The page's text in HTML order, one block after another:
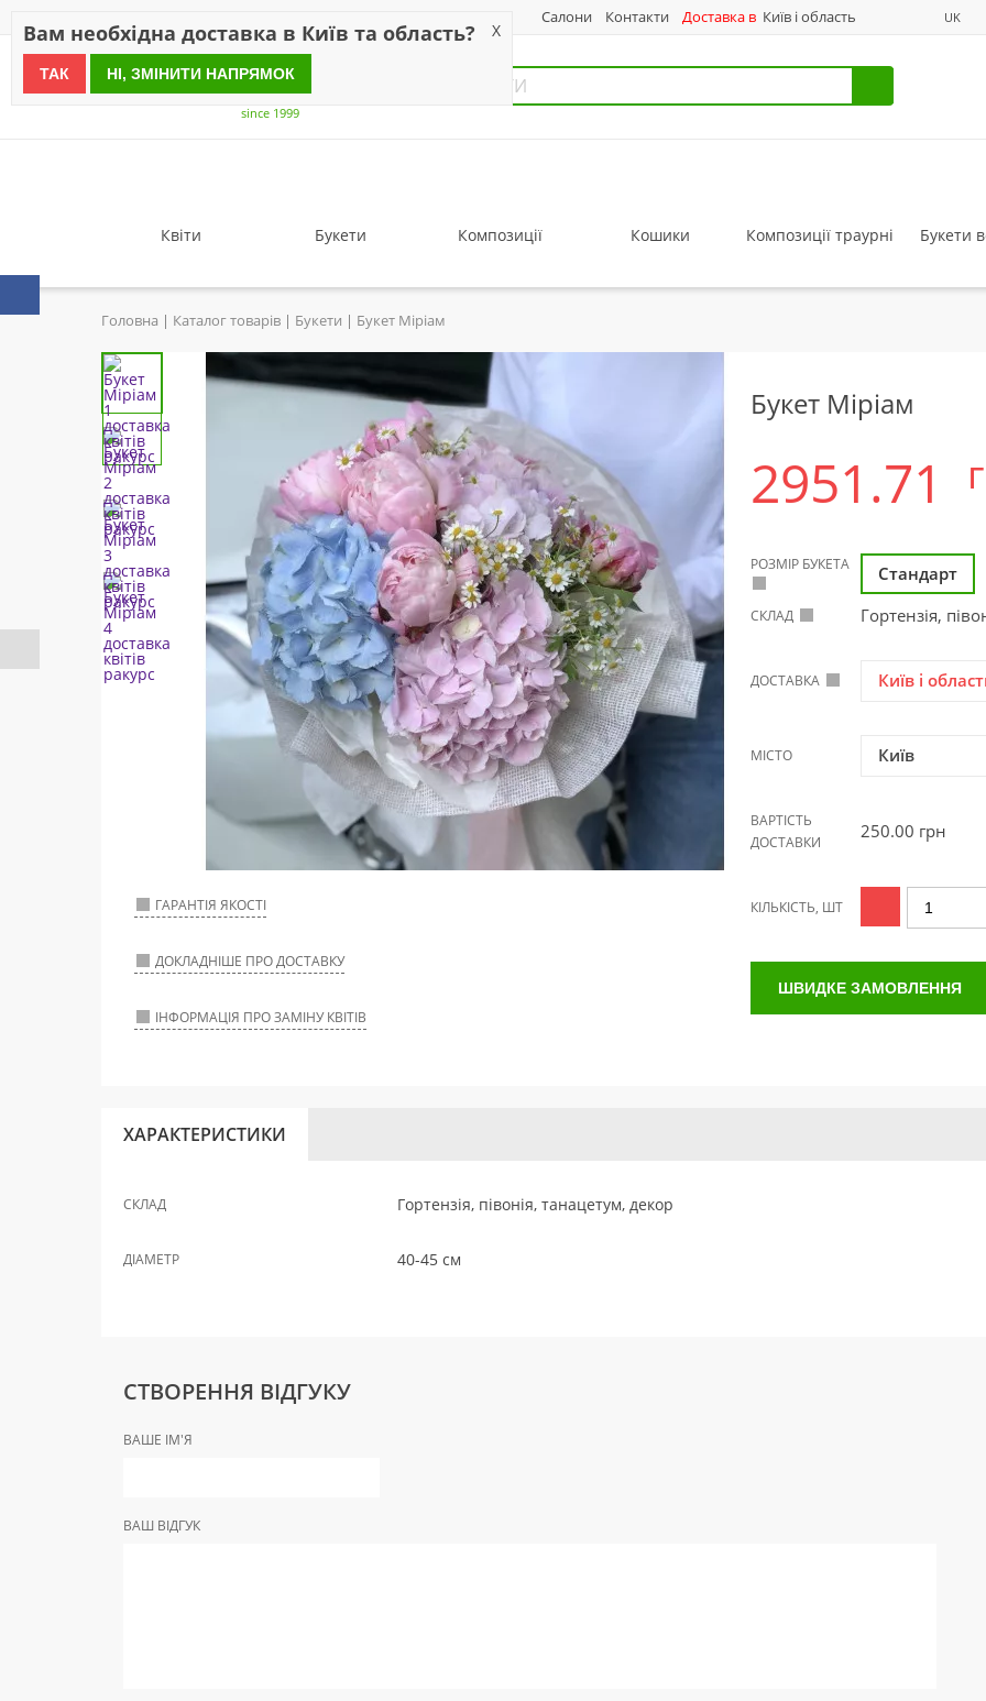
Салони Контакти Доставка в Київ і область UK
since 1999
Квіти Букети Композиції Кошики Композиції траурні Букети
Головна Каталог товарів Букети Букет Міріам
ГАРАНТІЯ ЯКОСТІ
ДОКЛАДНІШЕ ПРО ДОСТАВКУ
ІНФОРМАЦІЯ ПРО ЗАМІНУ КВІТІВ
Букет Міріам
2951.71
РОЗМІР БУКЕТА Стандарт
СКЛАД Гортензія,
ДОСТАВКА Київ і
МІСТО Київ
ВАРТІСТЬ
ДОСТАВКИ
250.00 грн
КІЛЬКІСТЬ, ШТ
ШВИДКЕ ЗАМОВЛЕННЯ
ХАРАКТЕРИСТИКИ
СКЛАД Гортензія, півонія, танацетум, декор
ДІАМЕТР 40-45 см
СТВОРЕННЯ ВІДГУКУ
ВАШЕ ІМ'Я
ВАШ ВІДГУК
Вам необхідна доставка в Київ та область? X
ТАК НІ, ЗМІНИТИ НАПРЯМОК